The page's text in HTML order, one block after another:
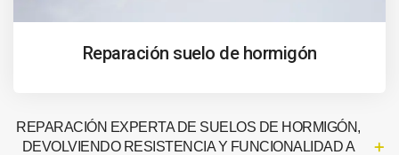
Reparación suelo de hormigón
REPARACIÓN EXPERTA DE SUELOS DE HORMIGÓN,
DEVOLVIENDO RESISTENCIA Y FUNCIONALIDAD A